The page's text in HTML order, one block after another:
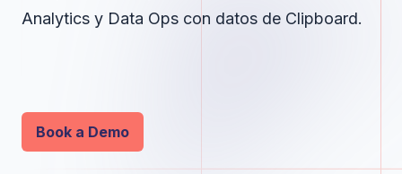
Analytics y Data Ops con datos de Clipboard.
Book a Demo